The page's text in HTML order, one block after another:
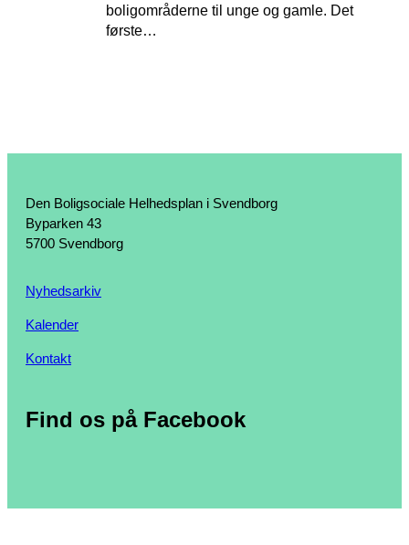
boligområderne til unge og gamle. Det
første…
Den Boligsociale Helhedsplan i Svendborg
Byparken 43
5700 Svendborg
Nyhedsarkiv
Kalender
Kontakt
Find os på Facebook